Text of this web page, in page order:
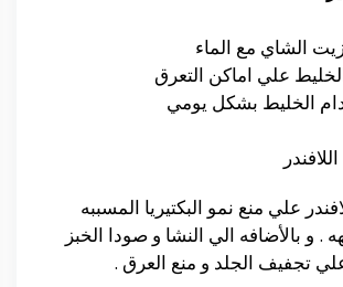
الشاي مع الماء
علي اماكن التعرق
الخليط بشكل يومي
علي منع نمو البكتيريا المسببه
. و بالأضافه الي النشا و صودا الخبز
تجفيف الجلد و منع العرق .